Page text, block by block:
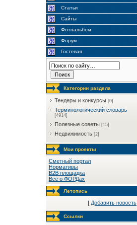
Статьи
Сайты
Фотоальбом
Форум
Гостевая
Категории раздела
Тендеры и конкурсы [0]
Терминологический словарь
[4914]
Полезные советы [15]
Недвижимость [2]
Мои проекты
Сметный портал
Нормативы
B2B площадка
Всё о ФОРДах
Летопись
[ Добавить новость
Ссылки